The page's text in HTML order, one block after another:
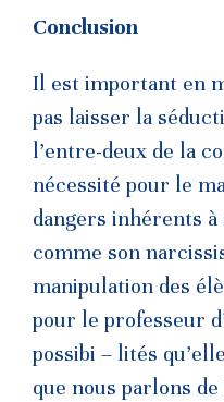
Conclusion
Il est important en
pas laisser la
l’entre-deux de la
nécessité pour le
dangers inhérents à
comme son
manipulation des
pour le professeur
possibi – lités
que nous parlons